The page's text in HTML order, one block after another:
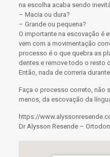
na escolha acaba sendo
– Macia ou dura?
– Grande ou pequena?
O importante na escovação é
vem com a movimentação
processo é o que quebra as
dentese remove todo o resto
Então, nada de correria
Faça o processo correto, não
menos, da escovação da
https://
Dr Alysson Resende –